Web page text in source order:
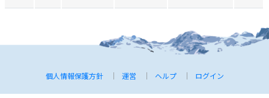
個人情報保護方針 運営 ヘルプ ログイン